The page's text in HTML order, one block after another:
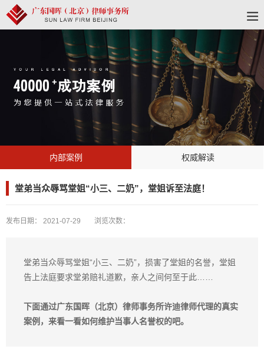
内部案例 权威解读
堂弟当众辱骂堂姐“小三、二奶”，堂姐诉至法庭！
发布日期： 2021-07-29 浏览次数：
堂弟当众辱骂堂姐“小三、二奶”，损害了堂姐的名誉，堂姐
告上法庭要求堂弟赔礼道歉，亲人之间何至于此……
下面通过广东国晖（北京）律师事务所许迪律师代理的真实
案例，来看一看如何维护当事人名誉权的吧。